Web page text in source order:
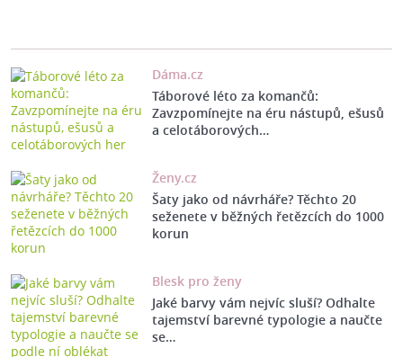
Dáma.cz
Táborové léto za komančů:
Zavzpomínejte na éru nástupů, ešusů
a celotáborových…
Ženy.cz
Šaty jako od návrháře? Těchto 20
seženete v běžných řetězcích do 1000
korun
Blesk pro ženy
Jaké barvy vám nejvíc sluší? Odhalte
tajemství barevné typologie a naučte
se…